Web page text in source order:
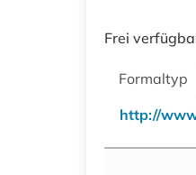
Frei
Formaltyp
http://